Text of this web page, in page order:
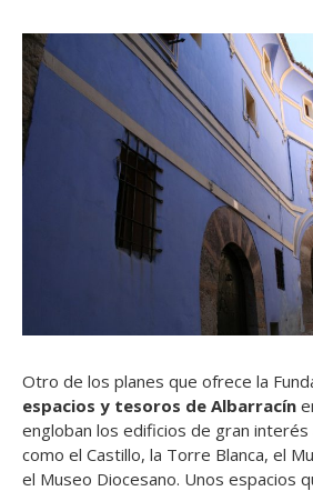
Otro de los planes que ofrece la
espacios y tesoros de Albarracín
engloban los edificios de gran
como el Castillo, la Torre Blanca, el
el Museo Diocesano. Unos espacios